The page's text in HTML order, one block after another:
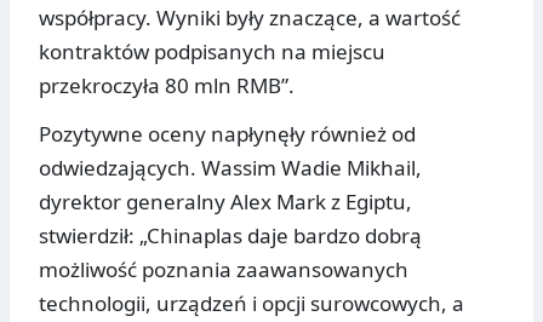
współpracy. Wyniki były znaczące, a wartość
kontraktów podpisanych na miejscu
przekroczyła 80 mln RMB”.
Pozytywne oceny napłynęły również od
odwiedzających. Wassim Wadie Mikhail,
dyrektor generalny Alex Mark z Egiptu,
stwierdził: „Chinaplas daje bardzo dobrą
możliwość poznania zaawansowanych
technologii, urządzeń i opcji surowcowych, a